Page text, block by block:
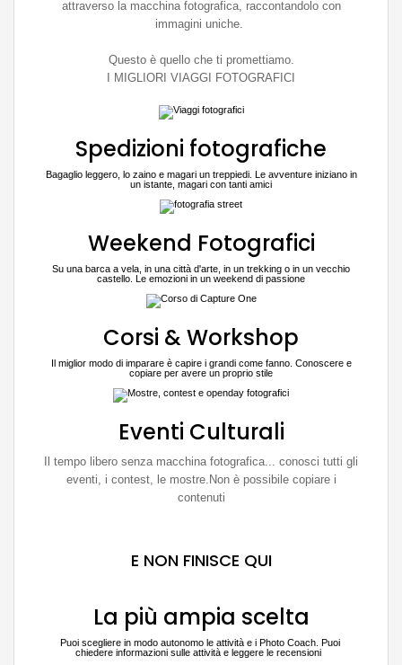
attraverso la macchina fotografica, raccontandolo con
immagini uniche.
Questo è quello che ti promettiamo.
I MIGLIORI VIAGGI FOTOGRAFICI
Spedizioni fotografiche
Bagaglio leggero, lo zaino e magari un treppiedi. Le avventure iniziano in
un istante, magari con tanti amici
Weekend Fotografici
Su una barca a vela, in una città d'arte, in un trekking o in un vecchio
castello. Le emozioni in un weekend di passione
Corsi & Workshop
Il miglior modo di imparare è capire i grandi come fanno. Conoscere e
copiare per avere un proprio stile
Eventi Culturali
Il tempo libero senza macchina fotografica... conosci tutti gli
eventi, i contest, le mostre.Non è possibile copiare i
contenuti
E NON FINISCE QUI
La più ampia scelta
Puoi scegliere in modo autonomo le attività e i Photo Coach. Puoi
chiedere informazioni sulle attività e leggere le recensioni